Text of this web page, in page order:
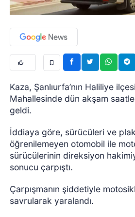
Kaza, Şanlıurfa’nın Haliliye
Mahallesinde dün akşam
geldi.
İddiaya göre, sürücüleri ve
öğrenilemeyen otomobil ile
sürücülerinin direksiyon
sonucu çarpıştı.
Çarpışmanın şiddetiyle
savrularak yaralandı.